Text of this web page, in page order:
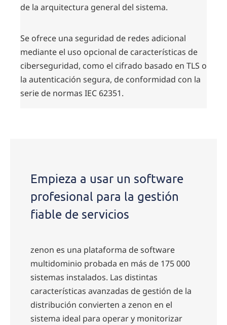
de la arquitectura general del sistema.
Se ofrece una seguridad de redes adicional
mediante el uso opcional de características de
ciberseguridad, como el cifrado basado en TLS o
la autenticación segura, de conformidad con la
serie de normas IEC 62351.
Empieza a usar un software
profesional para la gestión
fiable de servicios
zenon es una plataforma de software
multidominio probada en más de 175 000
sistemas instalados. Las distintas
características avanzadas de gestión de la
distribución convierten a zenon en el
sistema ideal para operar y monitorizar